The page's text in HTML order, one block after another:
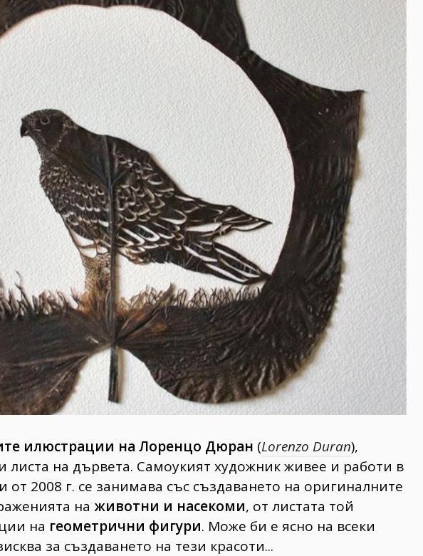
илюстрации на Лоренцо Дюран (Lorenzo Duran),
листа на дървета. Самоукият художник живее и работи в
от 2008 г. се занимава със създаването на оригиналните
на животни и насекоми, от листата той
на геометрични фигури. Може би е ясно на всеки
за създаването на тези красоти...